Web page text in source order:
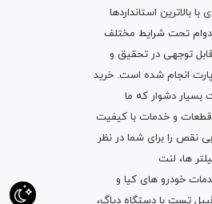
استانداردها
دوام تحت شرایط مختلف
توجهی در تحقیق و
انجام شده است. خرید
دشوار که ما
قطعات و خدمات با کیفیت
نقص را برای شما در نظر
ها، لنت
خودرو های کیا و
تست با دستگاه دیاگ،